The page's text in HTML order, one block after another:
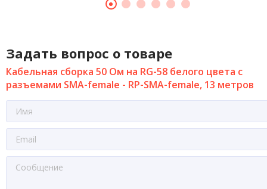
Задать вопрос о товаре
Кабельная сборка 50 Ом на RG-58 белого цвета с
разъемами SMA-female - RP-SMA-female, 13 метров